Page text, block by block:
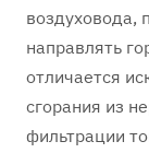
воздуховода,
направлять
отличается
сгорания из
фильтрации